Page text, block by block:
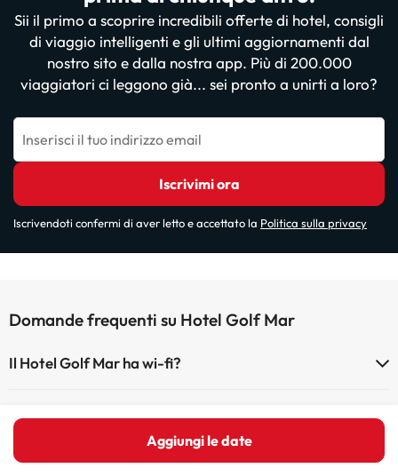
Aggiungi le date
Sii il primo a scoprire incredibili offerte di hotel, consigli
di viaggio intelligenti e gli ultimi aggiornamenti dal
nostro sito e dalla nostra app. Più di 200.000
viaggiatori ci leggono già... sei pronto a unirti a loro?
Inserisci il tuo indirizzo email
Iscrivimi ora
Iscrivendoti confermi di aver letto e accettato la Politica sulla privacy
Domande frequenti su Hotel Golf Mar
Il Hotel Golf Mar ha wi-fi?
Posso soggiornare con un animale domestico in Hotel
Golf Mar?
Gli animali non sono ammessi a Hotel Golf Mar.